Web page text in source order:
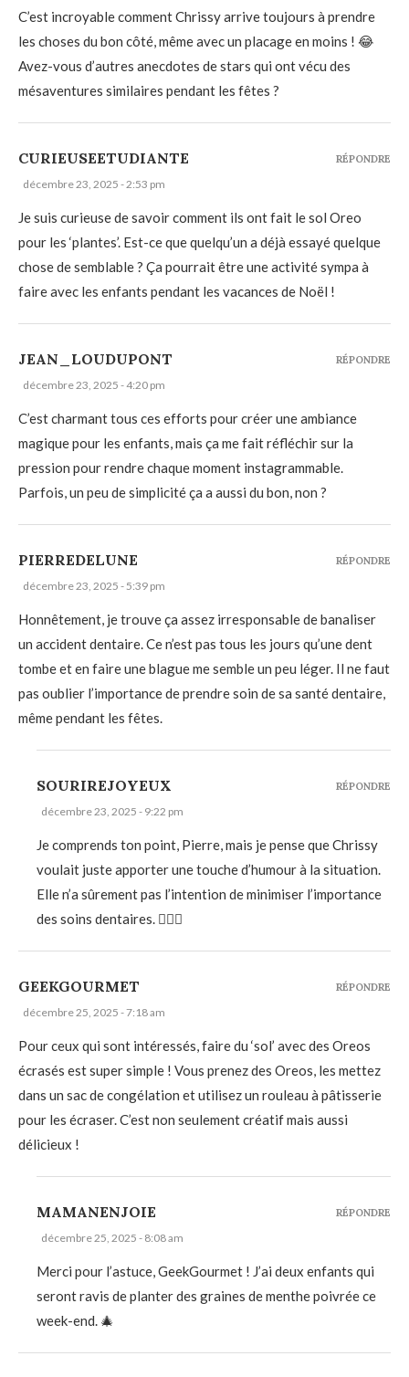
C’est incroyable comment Chrissy arrive toujours à prendre
les choses du bon côté, même avec un placage en moins ! 😂
Avez-vous d’autres anecdotes de stars qui ont vécu des
mésaventures similaires pendant les fêtes ?
CURIEUSEETUDIANTE
décembre 23, 2025 - 2:53 pm
Je suis curieuse de savoir comment ils ont fait le sol Oreo
pour les ‘plantes’. Est-ce que quelqu’un a déjà essayé quelque
chose de semblable ? Ça pourrait être une activité sympa à
faire avec les enfants pendant les vacances de Noël !
RÉPONDRE
JEAN_LOUDUPONT
décembre 23, 2025 - 4:20 pm
C’est charmant tous ces efforts pour créer une ambiance
magique pour les enfants, mais ça me fait réfléchir sur la
pression pour rendre chaque moment instagrammable.
Parfois, un peu de simplicité ça a aussi du bon, non ?
RÉPONDRE
PIERREDELUNE
décembre 23, 2025 - 5:39 pm
Honnêtement, je trouve ça assez irresponsable de banaliser
un accident dentaire. Ce n’est pas tous les jours qu’une dent
tombe et en faire une blague me semble un peu léger. Il ne faut
pas oublier l’importance de prendre soin de sa santé dentaire,
même pendant les fêtes.
RÉPONDRE
SOURIREJOYEUX
décembre 23, 2025 - 9:22 pm
Je comprends ton point, Pierre, mais je pense que Chrissy
voulait juste apporter une touche d’humour à la situation.
Elle n’a sûrement pas l’intention de minimiser l’importance
des soins dentaires. 💁🏻‍♂️
RÉPONDRE
GEEKGOURMET
décembre 25, 2025 - 7:18 am
Pour ceux qui sont intéressés, faire du ‘sol’ avec des Oreos
écrasés est super simple ! Vous prenez des Oreos, les mettez
dans un sac de congélation et utilisez un rouleau à pâtisserie
pour les écraser. C’est non seulement créatif mais aussi
délicieux !
RÉPONDRE
MAMANENJOIE
décembre 25, 2025 - 8:08 am
Merci pour l’astuce, GeekGourmet ! J’ai deux enfants qui
seront ravis de planter des graines de menthe poivrée ce
week-end. 🎄
RÉPONDRE